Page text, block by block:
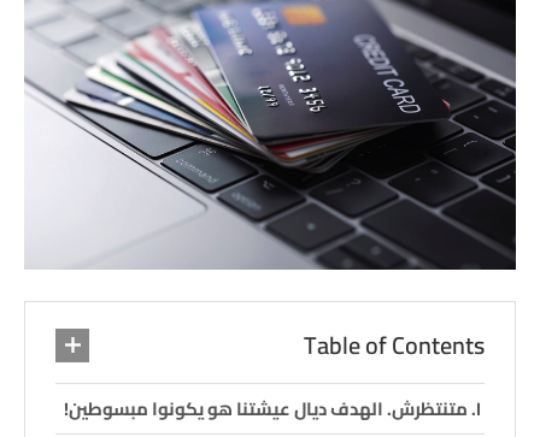
Table of Contents
متنتظرش. الهدف ديال عيشتنا هو يكونوا مبسوطين!